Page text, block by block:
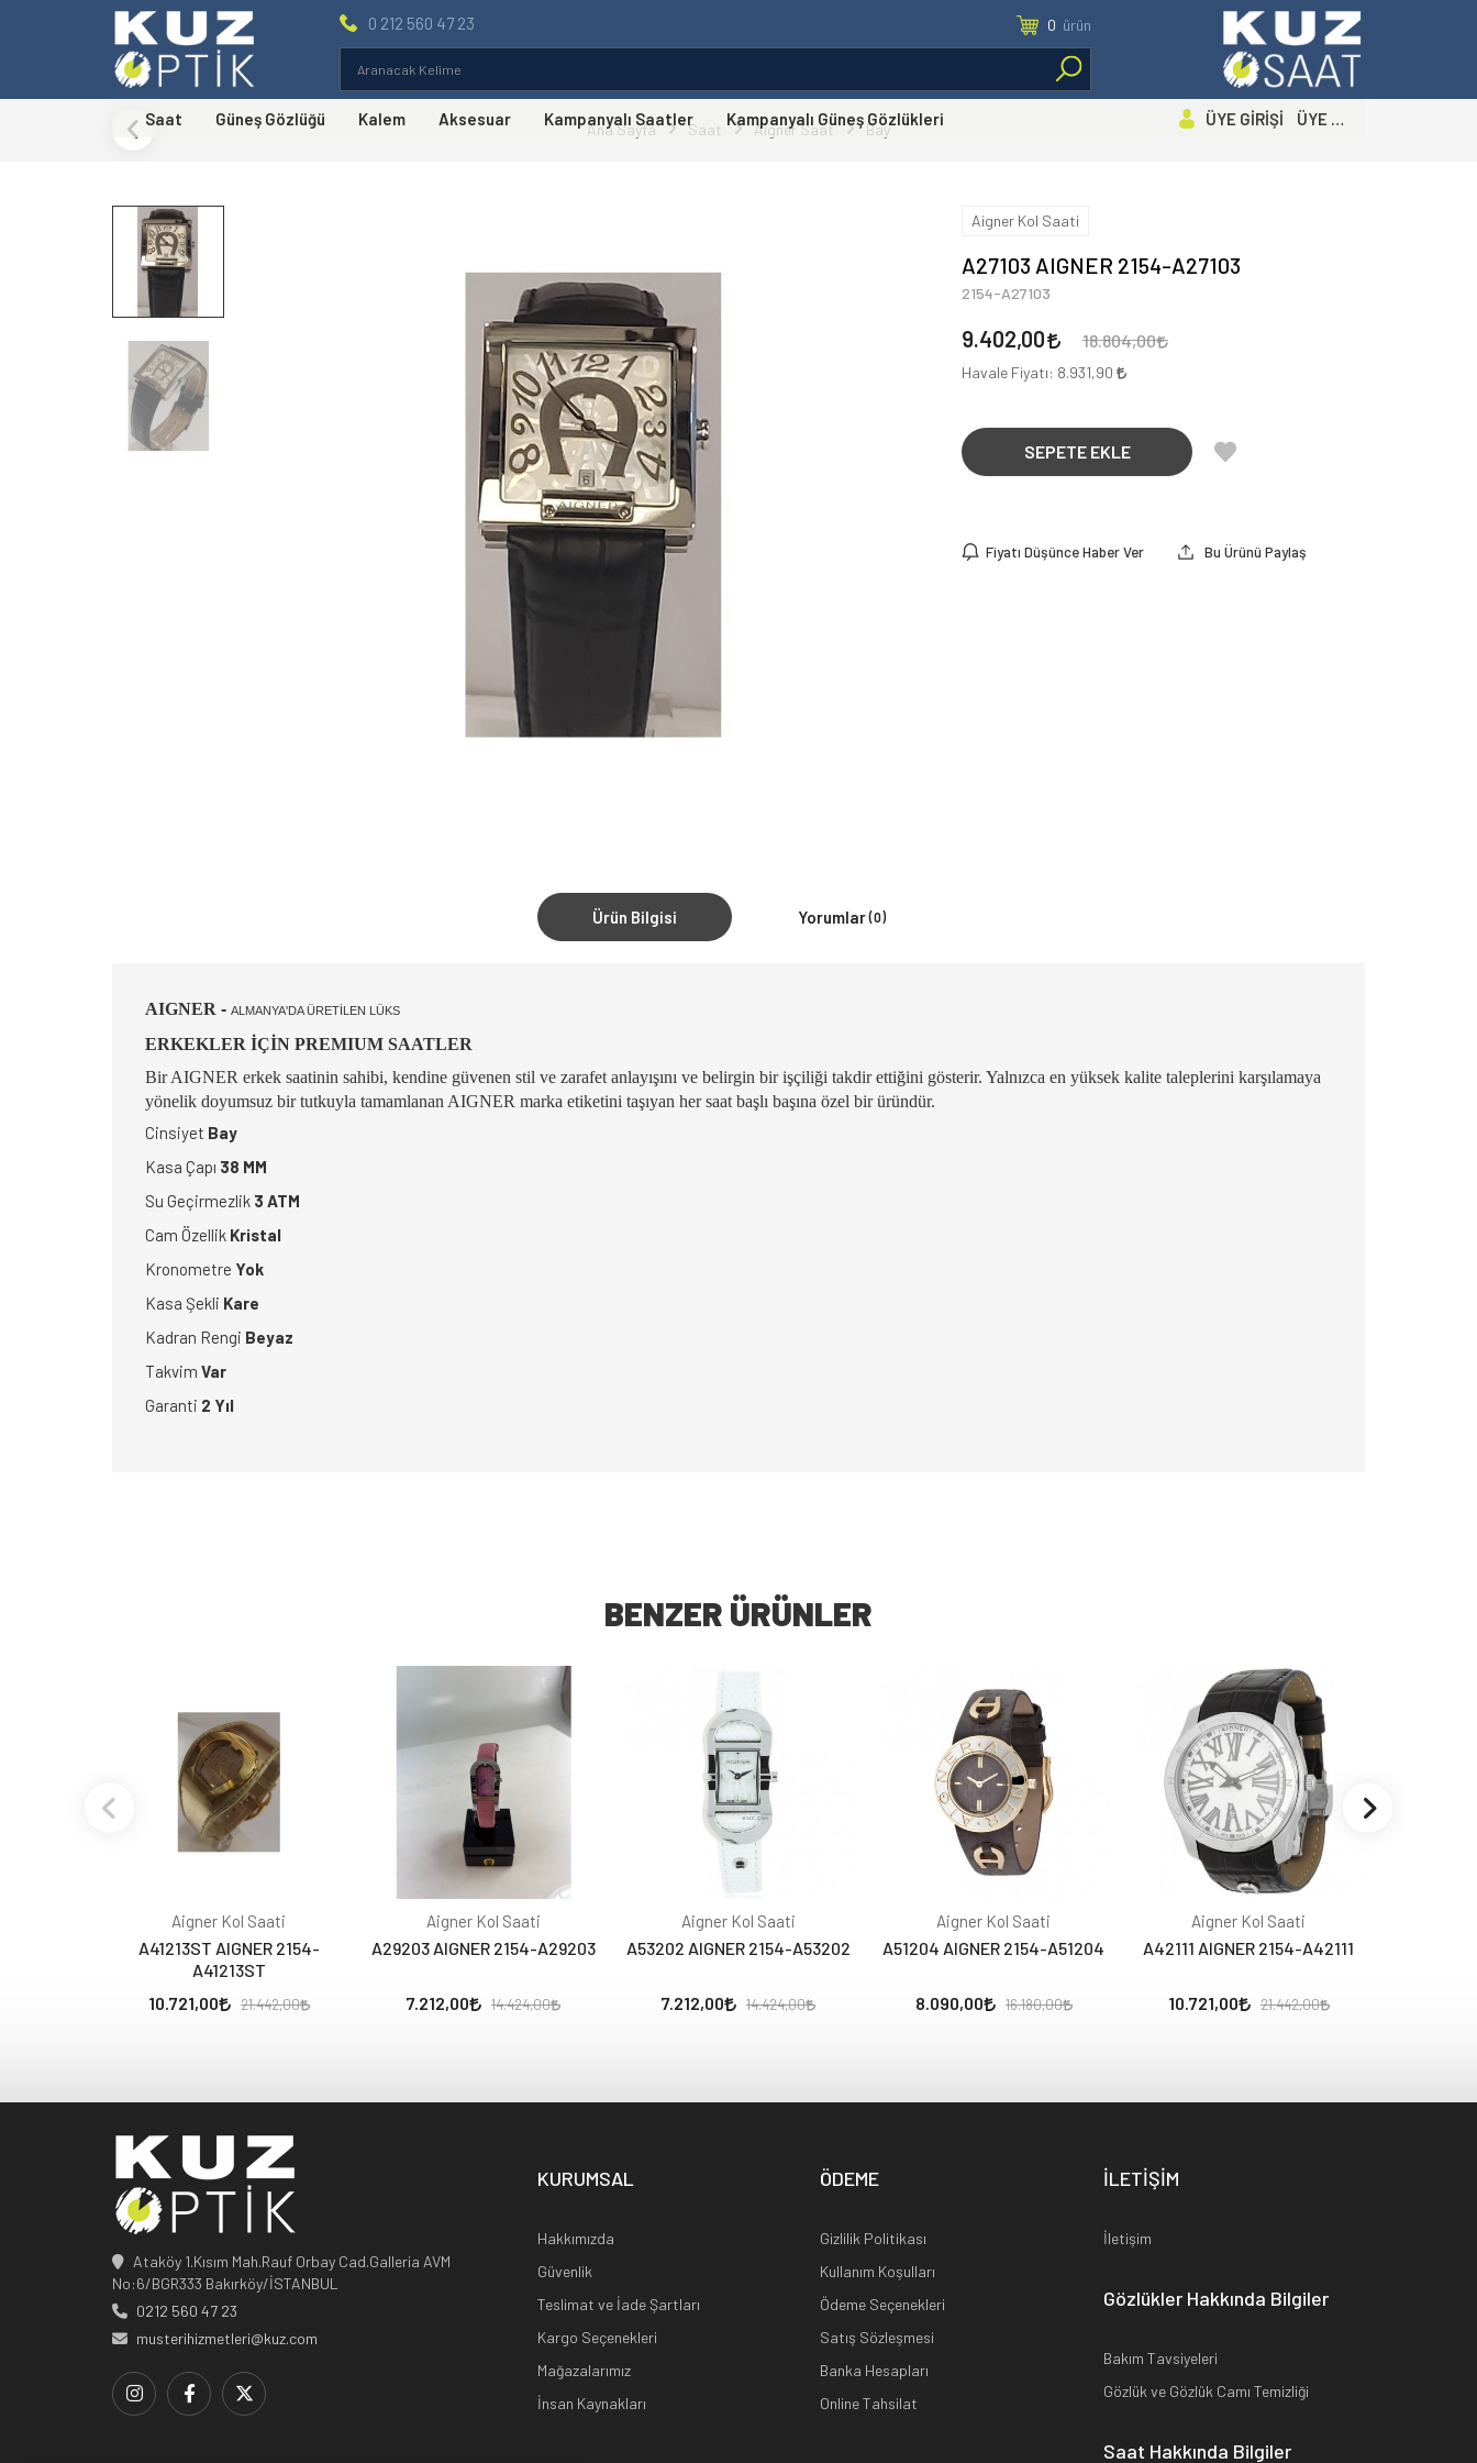
0 212 560 47 23 0 ürün
Saat Güneş Gözlüğü Kalem Aksesuar Kampanyalı Saatler Kampanyalı Güneş Gözlükleri ÜYE GİRİŞİ ÜYE OL
Ana Sayfa Saat Aigner Saat Bay
Aigner Kol Saati
A27103 AIGNER 2154-A27103
2154-A27103
9.402,00 18.804,00
Havale Fiyatı: 8.931,90
SEPETE EKLE
Fiyatı Düşünce Haber Ver Bu Ürünü Paylaş
Ürün Bilgisi Yorumlar(0)
AIGNER - ALMANYA'DA ÜRETİLEN LÜKS
ERKEKLER İÇİN PREMIUM SAATLER
Bir AIGNER erkek saatinin sahibi, kendine güvenen stil ve zarafet anlayışını ve belirgin bir işçiliği takdir ettiğini gösterir. Yalnızca en yüksek kalite taleplerini karşılamaya
yönelik doyumsuz bir tutkuyla tamamlanan AIGNER marka etiketini taşıyan her saat başlı başına özel bir üründür.
Cinsiyet Bay
Kasa Çapı 38 MM
Su Geçirmezlik 3 ATM
Cam Özellik Kristal
Kronometre Yok
Kasa Şekli Kare
Kadran Rengi Beyaz
Takvim Var
Garanti 2 Yıl
BENZER ÜRÜNLER
Aigner Kol Saati
A41213ST AIGNER 2154-
A41213ST
10.721,00
21.442,00
Aigner Kol Saati
A29203 AIGNER 2154-A29203
7.212,00 14.424,00
Aigner Kol Saati
A53202 AIGNER 2154-A53202
7.212,00 14.424,00
Aigner Kol Saati
A51204 AIGNER 2154-A51204
8.090,00 16.180,00
Aigner Kol Saati
A42111 AIGNER 2154-A42111
10.721,00 21.442,00
Ataköy 1.Kısım Mah.Rauf Orbay Cad.Galleria AVM
No:6/BGR333 Bakırköy/İSTANBUL
0212 560 47 23
musterihizmetleri@kuz.com
KURUMSAL
Hakkımızda
Güvenlik
Teslimat ve İade Şartları
Kargo Seçenekleri
Mağazalarımız
İnsan Kaynakları
ÖDEME
Gizlilik Politikası
Kullanım Koşulları
Ödeme Seçenekleri
Satış Sözleşmesi
Banka Hesapları
Online Tahsilat
İLETİŞİM
İletişim
Gözlükler Hakkında Bilgiler
Bakım Tavsiyeleri
Gözlük ve Gözlük Camı Temizliği
Saat Hakkında Bilgiler